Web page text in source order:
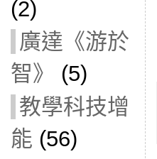
(2)
廣達《游於
智》
(5)
教學科技增
能 (56)